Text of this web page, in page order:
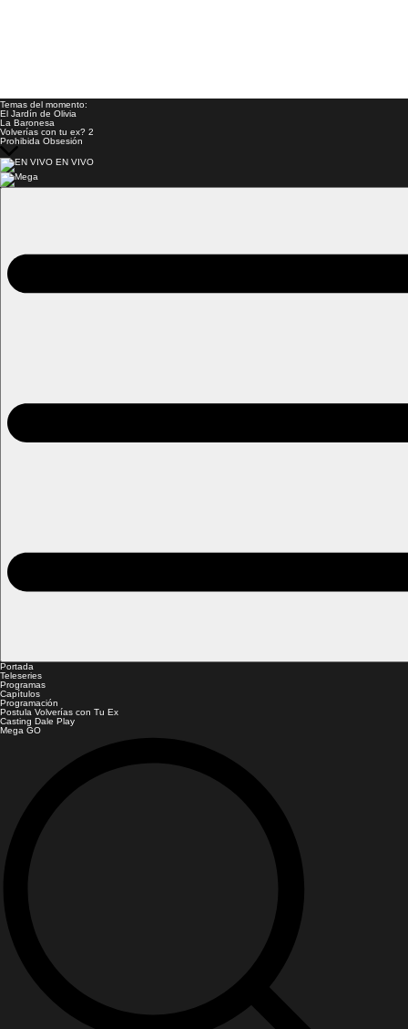
Temas del momento:
El Jardín de Olivia
La Baronesa
Volverías con tu ex? 2
Prohibida Obsesión
EN VIVO
Portada
Teleseries
Programas
Capítulos
Programación
Postula Volverías con Tu Ex
Casting Dale Play
Mega GO